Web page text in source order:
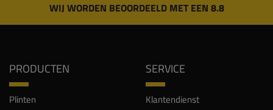
WIJ WORDEN BEOORDEELD MET EEN 8.8
PRODUCTEN
Plinten
SERVICE
Klantendienst